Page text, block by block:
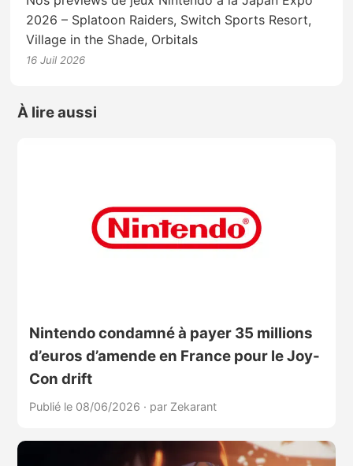
2026 – Splatoon Raiders, Switch Sports Resort,
Village in the Shade, Orbitals
16 Juil 2026
À lire aussi
Nintendo condamné à payer 35 millions
d’euros d’amende en France pour le Joy-
Con drift
Publié le 08/06/2026 · par Zekarant